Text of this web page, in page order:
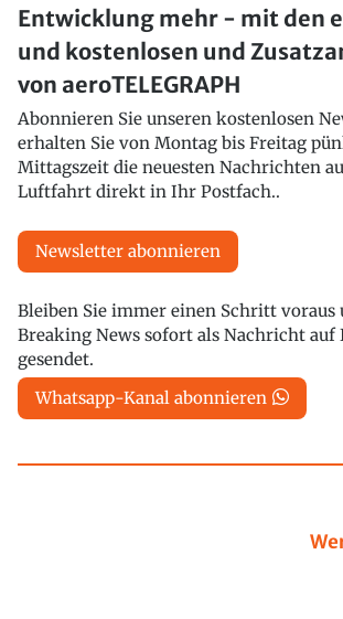
Entwicklung mehr - mit den
und kostenlosen und
von aeroTELEGRAPH
Abonnieren Sie unseren kostenlosen
erhalten Sie von Montag bis Freitag
Mittagszeit die neuesten Nachrichten
Luftfahrt direkt in Ihr Postfach..
Newsletter abonnieren
Bleiben Sie immer einen Schritt voraus
Breaking News sofort als Nachricht
gesendet.
Whatsapp-Kanal abonnieren